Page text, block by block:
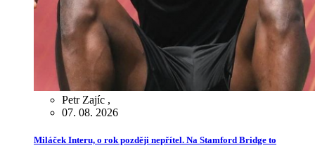
Petr Zajíc ,
07. 08. 2026
Miláček Interu, o rok později nepřítel. Na Stamford Bridge to